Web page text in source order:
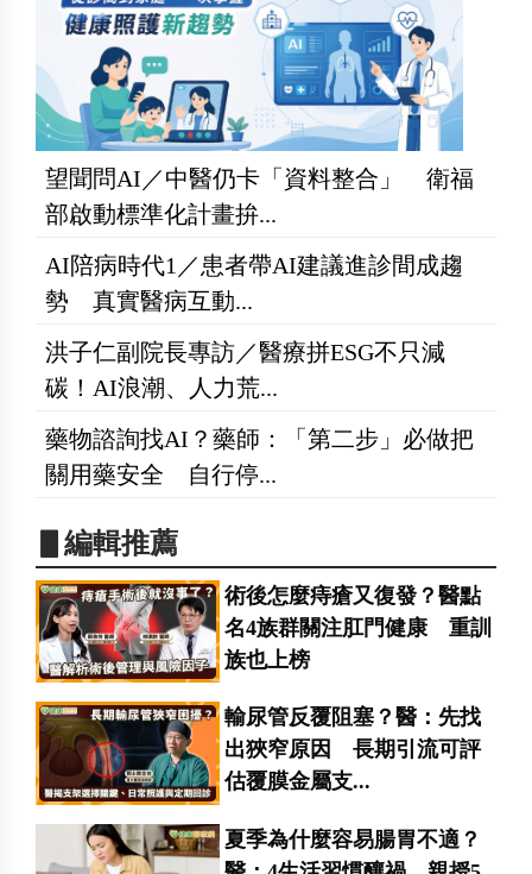
望聞問AI／中醫仍卡「資料整合」 衛福
部啟動標準化計畫拚...
AI陪病時代1／患者帶AI建議進診間成趨
勢 真實醫病互動...
洪子仁副院長專訪／醫療拼ESG不只減
碳！AI浪潮、人力荒...
藥物諮詢找AI？藥師：「第二步」必做把
關用藥安全 自行停...
▋編輯推薦
術後怎麼痔瘡又復發？醫點
名4族群關注肛門健康 重訓
族也上榜
輸尿管反覆阻塞？醫：先找
出狹窄原因 長期引流可評
估覆膜金屬支...
夏季為什麼容易腸胃不適？